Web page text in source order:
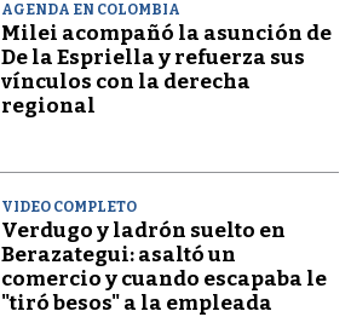
AGENDA EN COLOMBIA
Milei acompañó la asunción de
De la Espriella y refuerza sus
vínculos con la derecha
regional
VIDEO COMPLETO
Verdugo y ladrón suelto en
Berazategui: asaltó un
comercio y cuando escapaba le
"tiró besos" a la empleada